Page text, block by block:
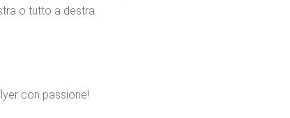
o tutto a destra.
con passione!